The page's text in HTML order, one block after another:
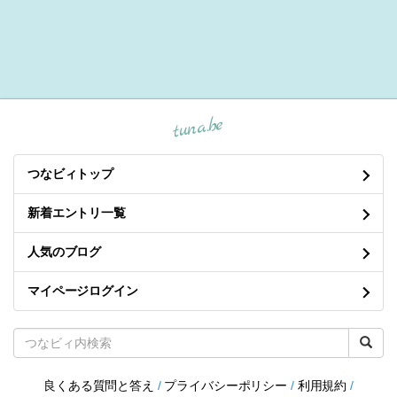
tuna.be
つなビィトップ
新着エントリ一覧
人気のブログ
マイページログイン
良くある質問と答え / プライバシーポリシー / 利用規約 /